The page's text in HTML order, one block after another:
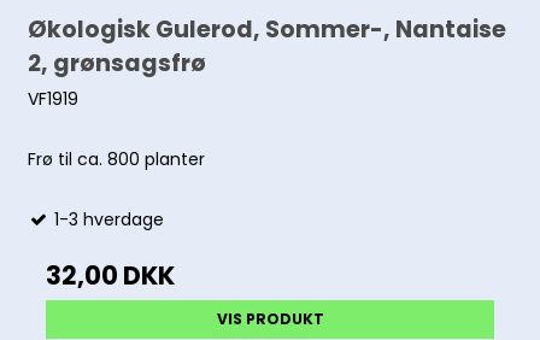
Økologisk Gulerod, Sommer-, Nantaise
2, grønsagsfrø
VF1919
Frø til ca. 800 planter
1-3 hverdage
32,00 DKK
VIS PRODUKT